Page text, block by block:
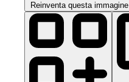
Reinventa questa immagine